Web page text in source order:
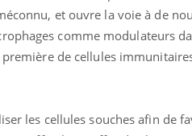
et ouvre la voie à de
comme modulateurs
de cellules
les cellules souches afin de